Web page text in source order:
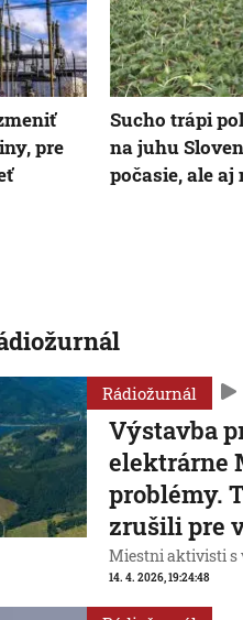
pre
Sucho trápi
na juhu
počasie, ale
Rádiožurnál
Výstavba
elektrárne
problémy.
zrušili pre
Miestni aktivisti s
14. 4. 2026, 19:24:48